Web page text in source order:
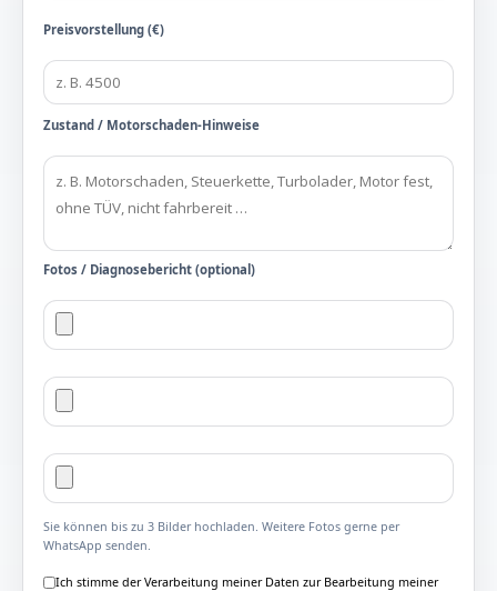
Preisvorstellung (€)
Zustand / Motorschaden-Hinweise
Fotos / Diagnosebericht (optional)
Sie können bis zu 3 Bilder hochladen. Weitere Fotos gerne per
WhatsApp senden.
Ich stimme der Verarbeitung meiner Daten zur Bearbeitung meiner